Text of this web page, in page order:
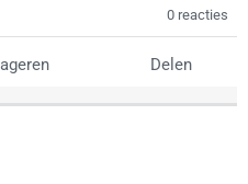
0 reacties
Delen